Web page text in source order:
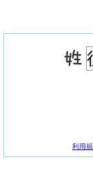
利用